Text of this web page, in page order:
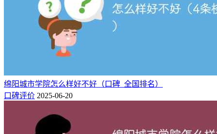
学校环境差，教学设施差，师资力量也不行。还是周虎振的。
这学校真心不怎么样，在三本院校中算是比较差的，学校商业
口碑5：
图书馆周末爆满缺点：学校环境脏乱差，有强制要求的跑操
绵阳城市学院怎么样好不好（口碑_全国排名）
口碑评价 2025-06-20